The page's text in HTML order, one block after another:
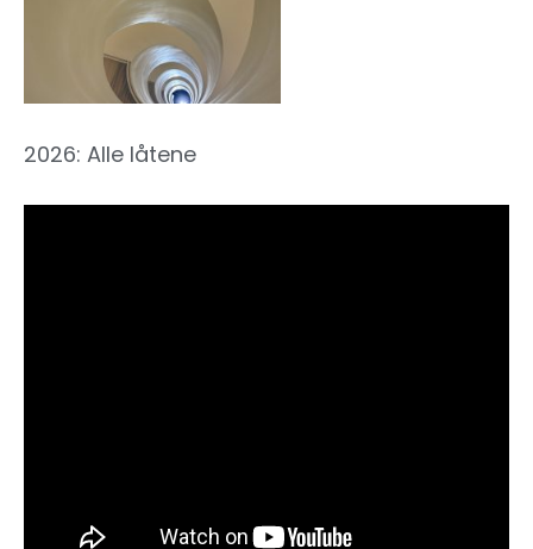
2026: Alle låtene